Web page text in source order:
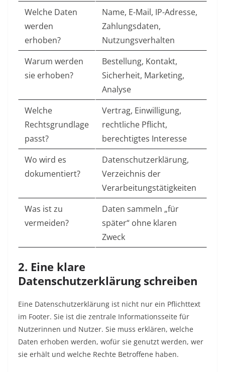
Welche Daten
werden
erhoben?
Name, E-Mail, IP-Adresse,
Zahlungsdaten,
Nutzungsverhalten
Warum werden
sie erhoben?
Bestellung, Kontakt,
Sicherheit, Marketing,
Analyse
Welche
Rechtsgrundlage
passt?
Vertrag, Einwilligung,
rechtliche Pflicht,
berechtigtes Interesse
Wo wird es
dokumentiert?
Datenschutzerklärung,
Verzeichnis der
Verarbeitungstätigkeiten
Was ist zu
vermeiden?
Daten sammeln „für
später“ ohne klaren
Zweck
2. Eine klare
Datenschutzerklärung schreiben
Eine Datenschutzerklärung ist nicht nur ein Pflichttext
im Footer. Sie ist die zentrale Informationsseite für
Nutzerinnen und Nutzer. Sie muss erklären, welche
Daten erhoben werden, wofür sie genutzt werden, wer
sie erhält und welche Rechte Betroffene haben.